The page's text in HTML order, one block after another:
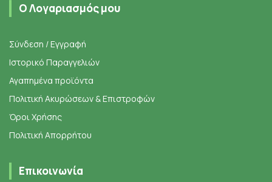
Ο Λογαριασμός μου
Σύνδεση / Εγγραφή
Ιστορικό Παραγγελιών
Αγαπημένα προϊόντα
Πολιτική Ακυρώσεων & Επιστροφών
Όροι Χρήσης
Πολιτική Απορρήτου
Επικοινωνία